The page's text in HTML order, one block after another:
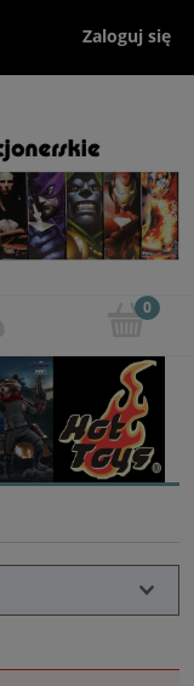
Zaloguj się